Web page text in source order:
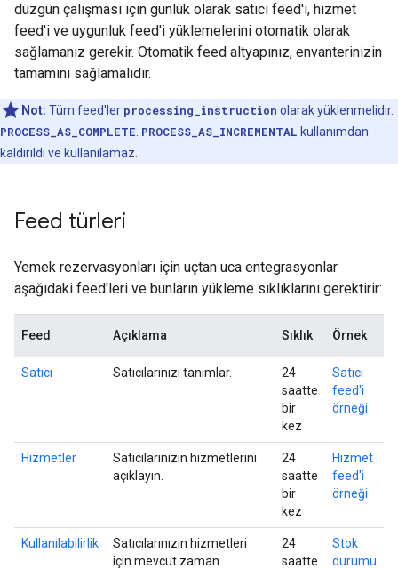
düzgün çalışması için günlük olarak satıcı feed'i, hizmet
feed'i ve uygunluk feed'i yüklemelerini otomatik olarak
sağlamanız gerekir. Otomatik feed altyapınız, envanterinizin
tamamını sağlamalıdır.
Not: Tüm feed'ler processing_instruction olarak yüklenmelidir.
PROCESS_AS_COMPLETE PROCESS_AS_INCREMENTAL kullanımdan
kaldırıldı ve kullanılamaz.
Feed türleri
Yemek rezervasyonları için uçtan uca entegrasyonlar
aşağıdaki feed'leri ve bunların yükleme sıklıklarını gerektirir:
Feed Açıklama Sıklık Örnek
Satıcı Satıcılarınızı tanımlar.
24
saatte
bir
kez
Satıcı
feed'i
örneği
Hizmetler
Satıcılarınızın hizmetlerini
açıklayın.
24
saatte
bir
kez
Hizmet
feed'i
örneği
Kullanılabilirlik
Satıcılarınızın hizmetleri
için mevcut zaman
24
saatte
Stok
durumu